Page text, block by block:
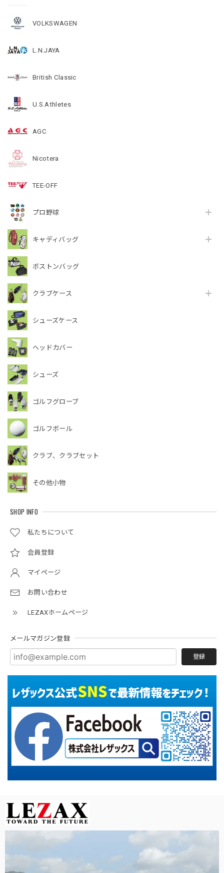
VOLKSWAGEN
L.N.JAYA
British Classic
U.S.Athletes
AGC
Nicotera
TEE-OFF
プロ野球
キャディバッグ
ボストンバッグ
クラブケース
シューズケース
ヘッドカバー
シューズ
ゴルフグローブ
ゴルフボール
クラブ、クラブセット
その他小物
SHOP INFO
私たちについて
会員登録
マイページ
お問い合わせ
LEZAXホームページ
メールマガジン登録
登録